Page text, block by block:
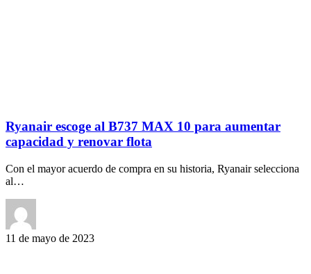
Ryanair escoge al B737 MAX 10 para aumentar
capacidad y renovar flota
Con el mayor acuerdo de compra en su historia, Ryanair selecciona
al…
11 de mayo de 2023